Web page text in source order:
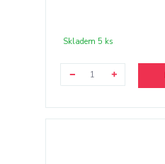
Skladem 5 ks